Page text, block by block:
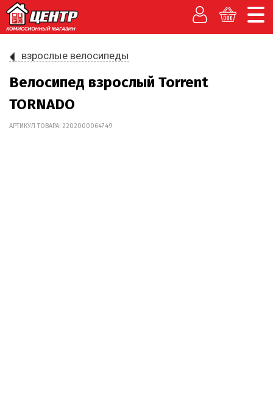
взрослые велосипеды
Велосипед взрослый Torrent
TORNADO
АРТИКУЛ ТОВАРА: 2202000064749